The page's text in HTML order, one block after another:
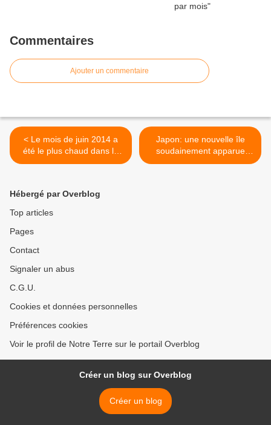
Commentaires
Ajouter un commentaire
< Le mois de juin 2014 a
été le plus chaud dans le
monde depuis 1880
Japon: une nouvelle île
soudainement apparue
continue de grossir >
Hébergé par Overblog
Top articles
Pages
Contact
Signaler un abus
C.G.U.
Cookies et données personnelles
Préférences cookies
Voir le profil de Notre Terre sur le portail Overblog
Créer un blog sur Overblog
Créer un blog